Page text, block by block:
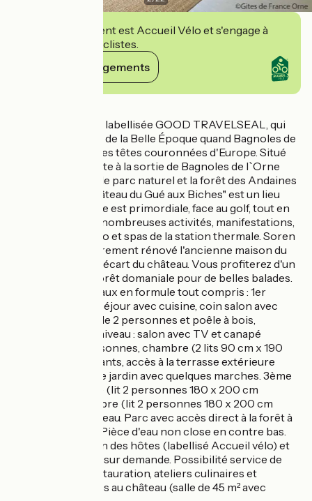
Cet établissement est Accueil Vélo et s'engage à
accueillir des cyclistes.
Voir ses engagements
Grande propriété, labellisée GOOD TRAVELSEAL, qui
rappelle les fastes de la Belle Époque quand Bagnoles de
l'Orne accueillait les têtes couronnées d'Europe. Situé
sur une colline juste à la sortie de Bagnoles de l`Orne
avec 13 hectares de parc naturel et la forêt des Andaines
tout autour, le "château du Gué aux Biches" est un lieu
retiré où la détente est primordiale, face au golf, tout en
étant proche des nombreuses activités, manifestations,
restaurants, casino et spas de la station thermale. Soren
et Klaus ont entièrement rénové l'ancienne maison du
jardinier, située à l'écart du château. Vous profiterez d'un
accès direct à la forêt domaniale pour de belles balades.
Maison sur 3 niveaux en formule tout compris : 1er
niveau (perron) : séjour avec cuisine, coin salon avec
canapé convertible 2 personnes et poêle à bois,
buanderie. 2ème niveau : salon avec TV et canapé
convertible 2 personnes, chambre (2 lits 90 cm x 190
cm), wc indépendants, accès à la terrasse extérieure
plein Sud en rez de jardin avec quelques marches. 3ème
niveau : 1 chambre (lit 2 personnes 180 x 200 cm
séparable, 1 chambre (lit 2 personnes 180 x 200 cm
séparable), salle d'eau. Parc avec accès direct à la forêt à
quelques mètres. Pièce d'eau non close en contre bas.
Vélos à disposition des hôtes (labellisé Accueil vélo) et
possibilité garage sur demande. Possibilité service de
petit déjeuner, restauration, ateliers culinaires et
évènements privés au château (salle de 45 m² avec